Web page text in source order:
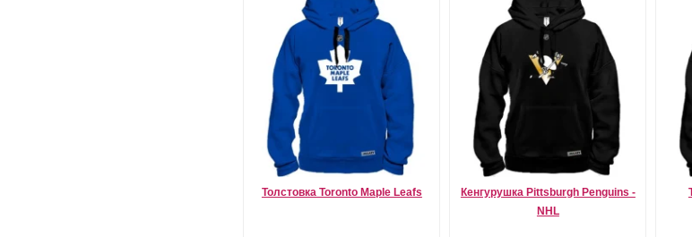
Толстовка Toronto Maple Leafs
Кенгурушка Pittsburgh Penguins -
NHL